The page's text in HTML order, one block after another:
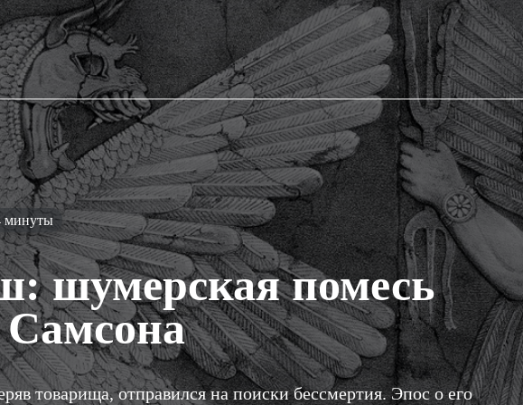
минуты
шумерская помесь
товарища, отправился на поиски бессмертия. Эпос о его